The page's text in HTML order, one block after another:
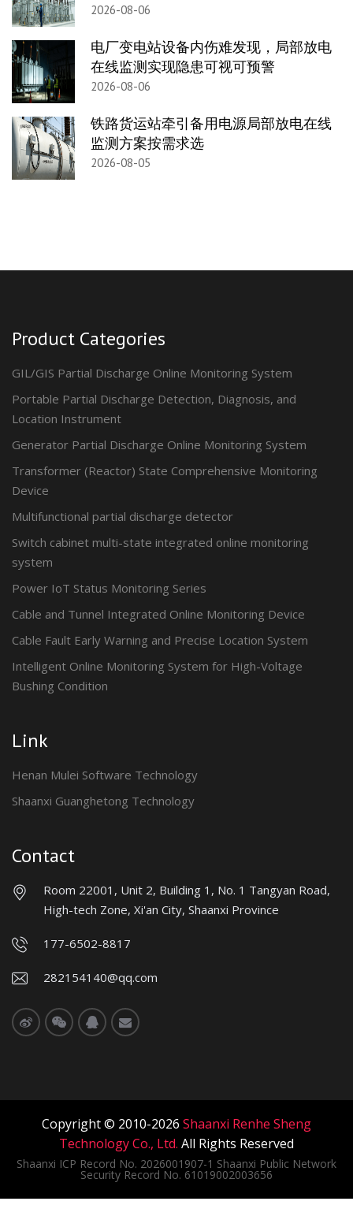
2026-08-06
电厂变电站设备内伤难发现，局部放电
在线监测实现隐患可视可预警
2026-08-06
铁路货运站牵引备用电源局部放电在线
监测方案按需求选
2026-08-05
Product Categories
GIL/GIS Partial Discharge Online Monitoring System
Portable Partial Discharge Detection, Diagnosis, and
Location Instrument
Generator Partial Discharge Online Monitoring System
Transformer (Reactor) State Comprehensive Monitoring
Device
Multifunctional partial discharge detector
Switch cabinet multi-state integrated online monitoring
system
Power IoT Status Monitoring Series
Cable and Tunnel Integrated Online Monitoring Device
Cable Fault Early Warning and Precise Location System
Intelligent Online Monitoring System for High-Voltage
Bushing Condition
Link
Henan Mulei Software Technology
Shaanxi Guanghetong Technology
Contact
Room 22001, Unit 2, Building 1, No. 1 Tangyan Road,
High-tech Zone, Xi'an City, Shaanxi Province
177-6502-8817
282154140@qq.com
Copyright © 2010-2026 Shaanxi Renhe Sheng
Technology Co., Ltd. All Rights Reserved
Shaanxi ICP Record No. 2026001907-1 Shaanxi Public Network
Security Record No. 61019002003656